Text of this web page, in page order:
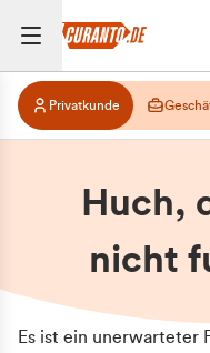
Privatkunde
Huch,
nicht
Es ist ein unerwarteter